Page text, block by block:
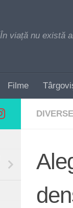
În viață nu există
Filme
DIVERSE